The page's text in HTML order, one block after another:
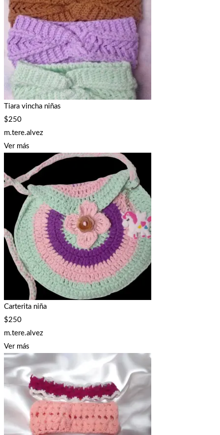
Tiara vincha niñas
$250
m.tere.alvez
Ver más
Carterita niña
$250
m.tere.alvez
Ver más